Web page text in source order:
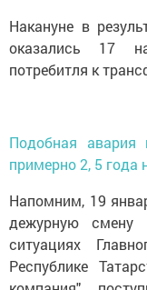
Накануне в
оказались 17
потребитля к
Подобная
примерно 2, 5 года
Напомним, 19
дежурную смену
ситуациях
Республике